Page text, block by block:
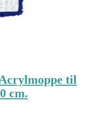
til
cm.